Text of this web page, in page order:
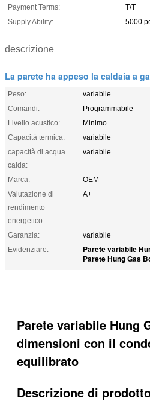
Payment Terms:
T/T
Supply Ability:
5000
descrizione
La parete ha appeso la caldaia a
Peso:
variabile
Comandi:
Programmabile
Livello acustico:
Minimo
Capacità termica:
variabile
capacità di acqua
calda:
variabile
Marca:
OEM
Valutazione di
rendimento
energetico:
A+
Garanzia:
variabile
Evidenziare:
Parete variabile
Parete Hung Gas
Parete variabile Hung
dimensioni con il
equilibrato
Descrizione di